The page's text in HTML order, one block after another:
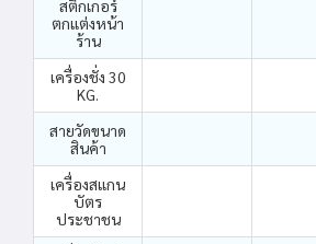
สติกเกอร์
ตกแต่งหน้า
ร้าน
เครื่องชั่ง 30
KG.
สายวัดขนาด
สินค้า
เครื่องสแกน
บัตร
ประชาชน